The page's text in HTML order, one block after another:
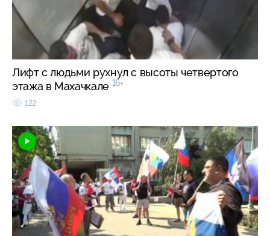
Лифт с людьми рухнул с высоты четвертого
этажа в Махачкале 16+
122